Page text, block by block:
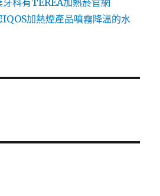
科有TEREA加熱菸官網
加熱煙產品噴霧降溫的水